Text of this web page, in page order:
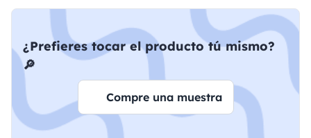
¿Prefieres tocar el producto tú mismo?
🔎
Compre una muestra